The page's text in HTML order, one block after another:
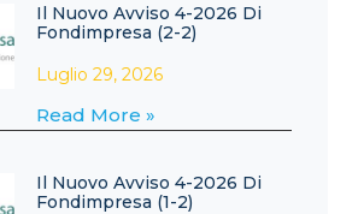
Il Nuovo Avviso 4-2026 Di
Fondimpresa (2-2)
Luglio 29, 2026
Read More »
Il Nuovo Avviso 4-2026 Di
Fondimpresa (1-2)